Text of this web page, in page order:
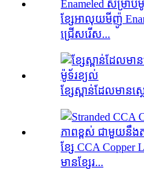
ខ្សែអាលុយមីញ៉ូ
ជ្រើសរើស...
ខ្សែស្ពាន់ដែលមាន
ខ្សែ CCA
មានខ្សែរ...